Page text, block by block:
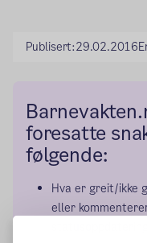
Publisert:29.02.2016
foresatte
følgende:
Hva er greit/ikke
eller